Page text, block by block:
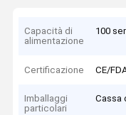
Capacità di
alimentazione
100
Certificazione CE/
Imballaggi
particolari
Cassa